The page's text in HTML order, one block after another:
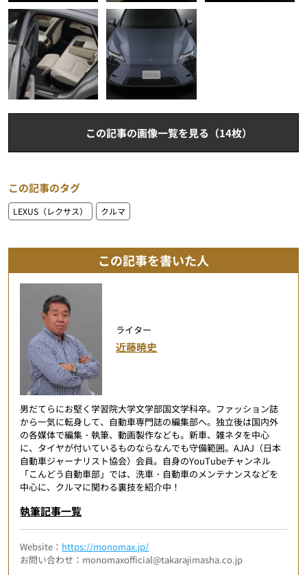
この記事の画像一覧を見る（14枚）
この記事のタグ
LEXUS（レクサス） クルマ
この記事を書いた人
ライター
近藤暁史
男だてらにお堅く学習院大学文学部国文学科卒。ファッション誌
から一気に転身して、自動車専門誌の編集部へ。独立後は国内外
の各媒体で編集・執筆、動画製作なども。新車、雑ネタを中心
に、タイヤが付いているものならなんでも守備範囲。AJAJ（日本
自動車ジャーナリスト協会）会員。自身のYouTubeチャンネル
「こんどう自動車部」では、洗車・自動車のメンテナンスなどを
中心に、クルマに関わる裏技を紹介中！
執筆記事一覧
Website： https://monomax.jp/
お問い合わせ：monomaxofficial@takarajimasha.co.jp